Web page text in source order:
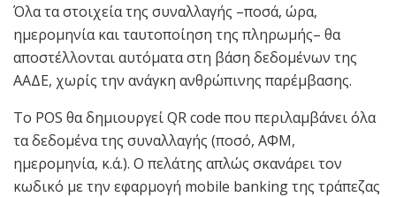
Όλα τα στοιχεία της συναλλαγής –ποσά, ώρα,
ημερομηνία και ταυτοποίηση της πληρωμής– θα
αποστέλλονται αυτόματα στη βάση δεδομένων της
ΑΑΔΕ, χωρίς την ανάγκη ανθρώπινης παρέμβασης.
Το POS θα δημιουργεί QR code που περιλαμβάνει όλα
τα δεδομένα της συναλλαγής (ποσό, ΑΦΜ,
ημερομηνία, κ.ά.). Ο πελάτης απλώς σκανάρει τον
κωδικό με την εφαρμογή mobile banking της τράπεζας